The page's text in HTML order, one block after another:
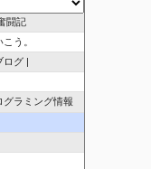
闘記
う。
ログ |
ラミング情報